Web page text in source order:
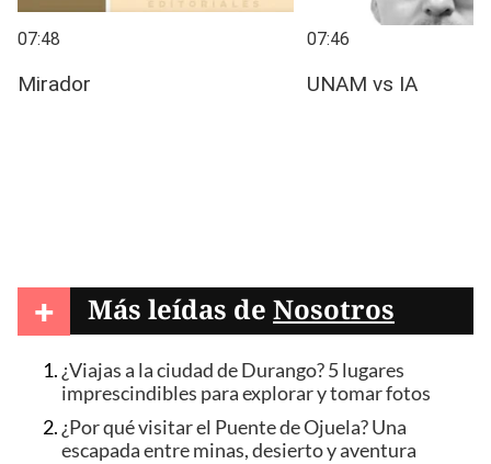
+ Más leídas de Nosotros
¿Viajas a la ciudad de Durango? 5 lugares
imprescindibles para explorar y tomar fotos
¿Por qué visitar el Puente de Ojuela? Una
escapada entre minas, desierto y aventura